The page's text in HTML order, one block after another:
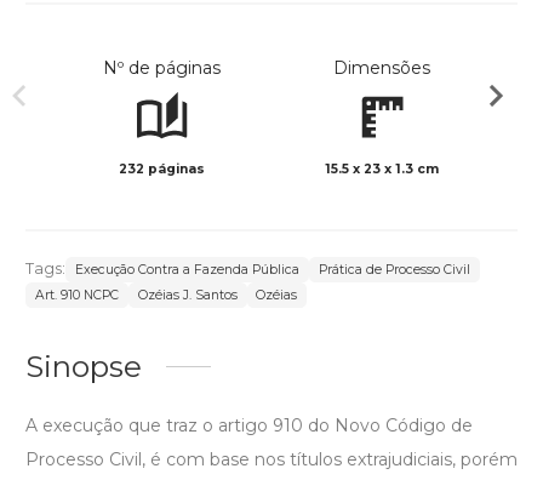
Nº de páginas
232 páginas
Dimensões
15.5 x 23 x 1.3 cm
Tags: Execução Contra a Fazenda Pública
Prática de Processo Civil
Art. 910 NCPC
Ozéias J. Santos Ozéias
Sinopse
A execução que traz o artigo 910 do Novo Código de
Processo Civil, é com base nos títulos extrajudiciais, porém